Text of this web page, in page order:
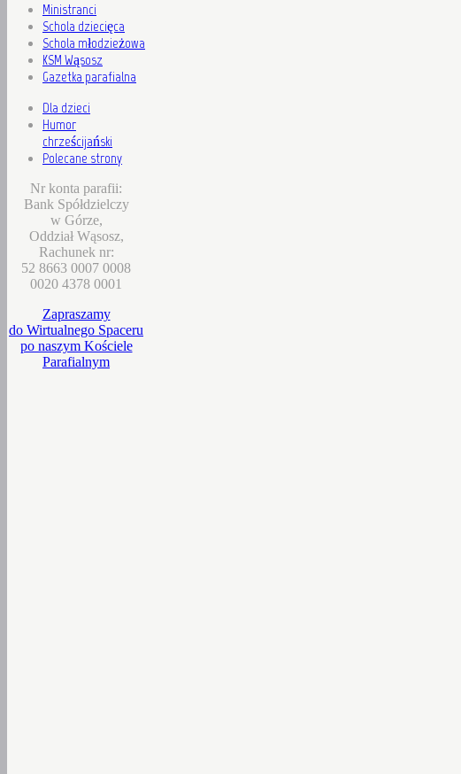
Ministranci
Schola dziecięca
Schola młodzieżowa
KSM Wąsosz
Gazetka parafialna
Dla dzieci
Humor
chrześcijański
Polecane strony
Nr konta parafii:
Bank Spółdzielczy
w Górze,
Oddział Wąsosz,
Rachunek nr:
52 8663 0007 0008
0020 4378 0001
Zapraszamy
do Wirtualnego Spaceru
po naszym Kościele
Parafialnym